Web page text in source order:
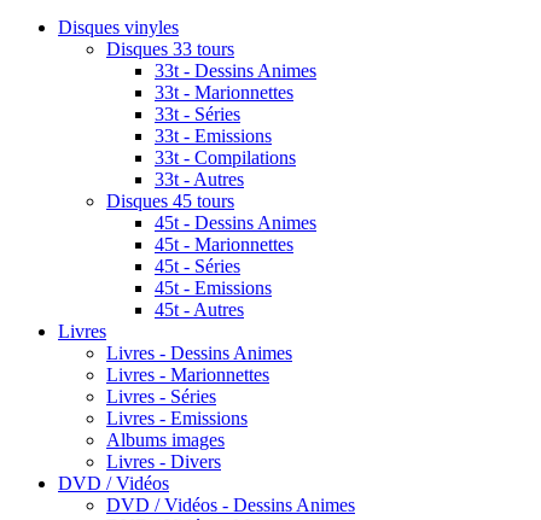
Disques vinyles
Disques 33 tours
33t - Dessins Animes
33t - Marionnettes
33t - Séries
33t - Emissions
33t - Compilations
33t - Autres
Disques 45 tours
45t - Dessins Animes
45t - Marionnettes
45t - Séries
45t - Emissions
45t - Autres
Livres
Livres - Dessins Animes
Livres - Marionnettes
Livres - Séries
Livres - Emissions
Albums images
Livres - Divers
DVD / Vidéos
DVD / Vidéos - Dessins Animes